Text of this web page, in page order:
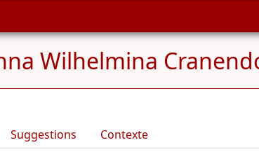
Wilhelmina
Suggestions Contexte